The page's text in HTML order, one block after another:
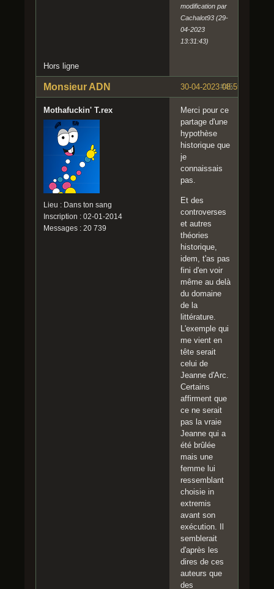
modification par
Cachalot93 (29-
04-2023
13:31:43)
Hors ligne
#45
30-04-2023 08:59:41
Monsieur ADN
Mothafuckin' T.rex
Lieu : Dans ton sang
Inscription : 02-01-2014
Messages : 20 739
Merci pour ce
partage d'une
hypothèse
historique que
je
connaissais
pas.
Et des
controverses
et autres
théories
historique,
idem, t'as pas
fini d'en voir
même au delà
du domaine
de la
littérature.
L'exemple qui
me vient en
tête serait
celui de
Jeanne d'Arc.
Certains
affirment que
ce ne serait
pas la vraie
Jeanne qui a
été brûlée
mais une
femme lui
ressemblant
choisie in
extremis
avant son
exécution. Il
semblerait
d'après les
dires de ces
auteurs que
des